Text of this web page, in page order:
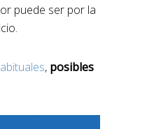
puede ser por la
, posibles